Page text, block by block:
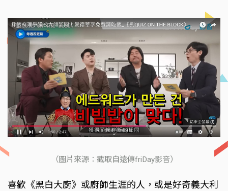
（圖片來源：截取自遠傳friDay影音）
喜歡《黑白大廚》或廚師生涯的人，或是好奇義大利